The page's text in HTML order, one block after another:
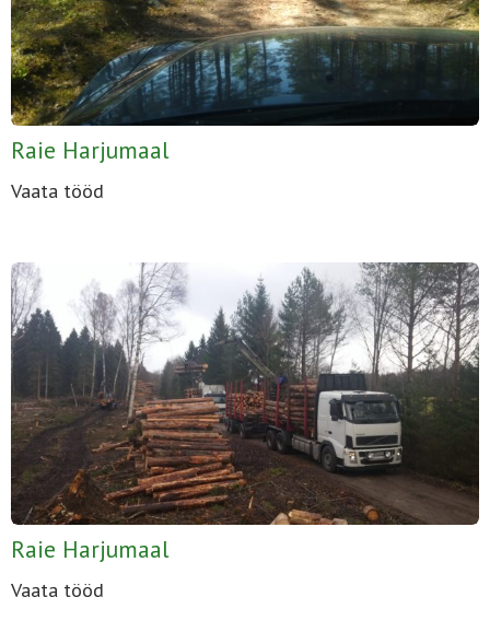
Raie Harjumaal
Vaata tööd
Raie Harjumaal
Vaata tööd